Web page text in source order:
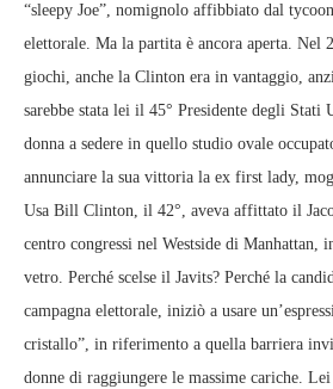
“sleepy Joe”, nomignolo affibbiato dal
elettorale. Ma la partita è ancora aperta. Nel
giochi, anche la Clinton era in vantaggio,
sarebbe stata lei il 45° Presidente degli Stati
donna a sedere in quello studio ovale
annunciare la sua vittoria la ex first lady,
Usa Bill Clinton, il 42°, aveva affittato il
centro congressi nel Westside di Manhattan,
vetro. Perché scelse il Javits? Perché la
campagna elettorale, iniziò a usare
cristallo”, in riferimento a quella barriera
donne di raggiungere le massime cariche.